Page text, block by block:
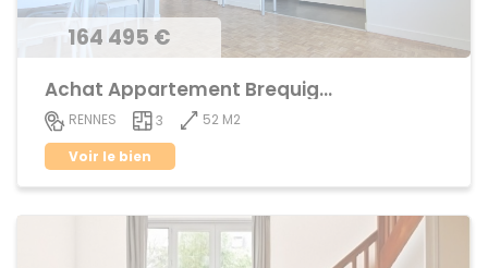
164 495 €
Achat Appartement Brequigny
RENNES 3
52 M2
Voir le bien